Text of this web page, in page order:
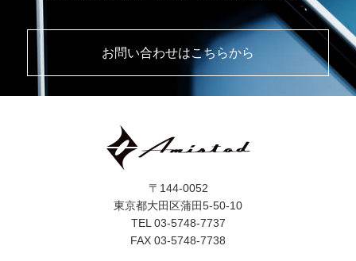
お問い合わせはこちらから
〒144-0052
東京都大田区蒲田5-50-10
TEL 03-5748-7737
FAX 03-5748-7738